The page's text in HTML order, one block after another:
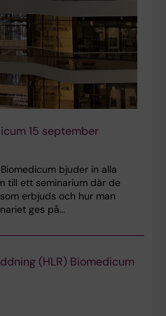
15 september
bjuder in alla
till ett seminarium där de
erbjuds och hur man
ges på…
(HLR) Biomedicum